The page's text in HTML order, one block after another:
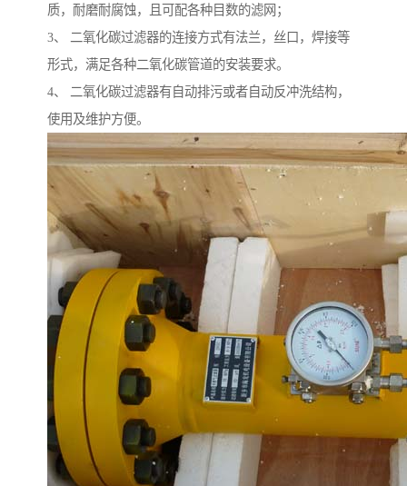
质，耐磨耐腐蚀，且可配各种目数的滤网；
3、 二氧化碳过滤器的连接方式有法兰，丝口，焊接等
形式，满足各种二氧化碳管道的安装要求。
4、 二氧化碳过滤器有自动排污或者自动反冲洗结构，
使用及维护方便。